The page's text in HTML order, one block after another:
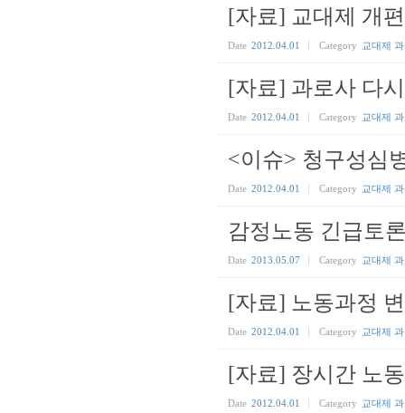
[자료] 교대제 개
Date 2012.04.01 Category 교대제
[자료] 과로사 다
Date 2012.04.01 Category 교대제
<이슈> 청구성심
Date 2012.04.01 Category 교대제
감정노동 긴급토
Date 2013.05.07 Category 교대제
[자료] 노동과정
Date 2012.04.01 Category 교대제
[자료] 장시간 노
Date 2012.04.01 Category 교대제